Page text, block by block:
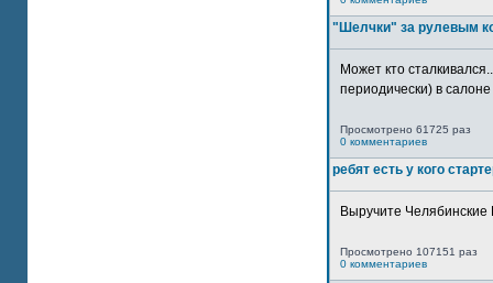
"Шелчки" за рулевым
Может кто
периодически) в
Просмотрено 61725 раз
0 комментариев
ребят есть у кого
Выручите
Просмотрено 107151 раз
0 комментариев